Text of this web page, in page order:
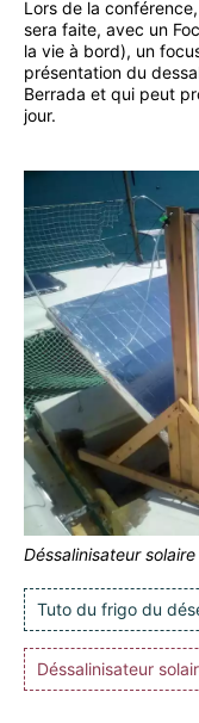
Lors de la
sera faite, avec un
la vie à bord), un
présentation du
Berrada et qui peut
jour.
Déssalinisateur solaire
Tuto du frigo du
Déssalinisateur